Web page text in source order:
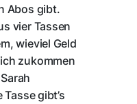
Abos gibt.
vier Tassen
wieviel Geld
zukommen
gibt’s